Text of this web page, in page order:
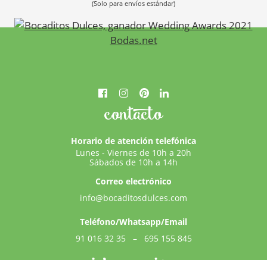
(Solo para envíos estándar)
contacto
Horario de atención telefónica
Lunes - Viernes de 10h a 20h
Sábados de 10h a 14h
Correo electrónico
info@bocaditosdulces.com
Teléfono/Whatsapp/Email
91 016 32 35
– 695 155 845